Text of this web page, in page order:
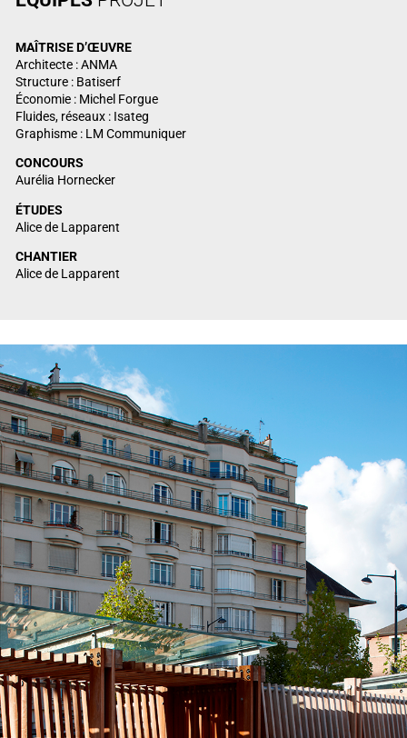
MAÎTRISED’ŒUVRE
Architecte : ANMA
Structure : Batiserf
Économie : Michel Forgue
Fluides, réseaux : Isateg
Graphisme : LM Communiquer
CONCOURS
Aurélia Hornecker
ÉTUDES
Alice de Lapparent
CHANTIER
Alice de Lapparent